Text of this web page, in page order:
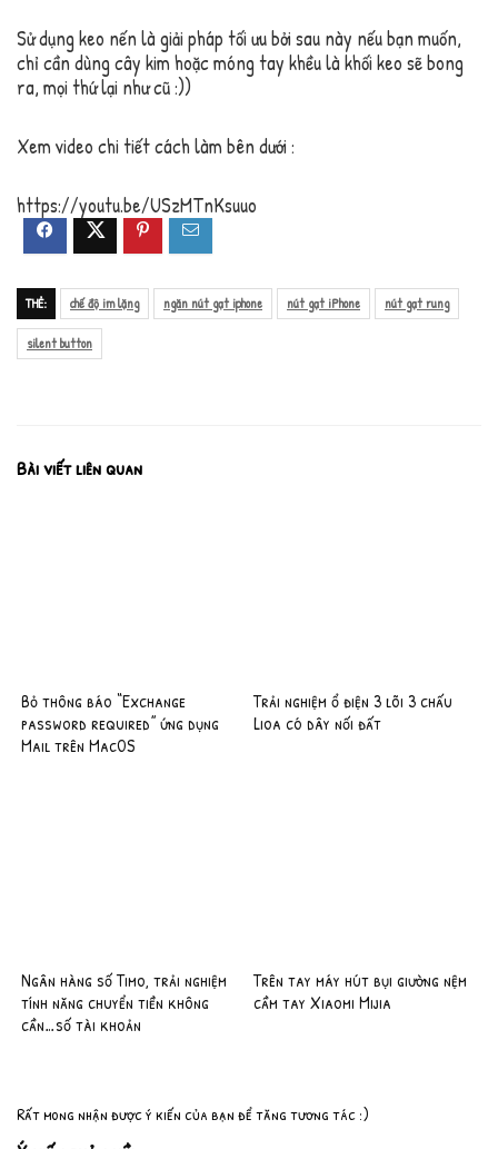
Sử dụng keo nến là giải pháp tối ưu bởi sau này nếu bạn muốn,
chỉ cần dùng cây kim hoặc móng tay khều là khối keo sẽ bong
ra, mọi thứ lại như cũ :))
Xem video chi tiết cách làm bên dưới :
https://youtu.be/USzMTnKsuuo
THẺ: chế độ im lặng ngăn nút gạt iphone nút gạt iPhone nút gạt rung
silent button
Bài viết liên quan
Bỏ thông báo “Exchange
password required” ứng dụng
Mail trên MacOS
Trải nghiệm ổ điện 3 lõi 3 chấu
Lioa có dây nối đất
Ngân hàng số Timo, trải nghiệm
tính năng chuyển tiền không
cần…số tài khoản
Trên tay máy hút bụi giường nệm
cầm tay Xiaomi Mijia
Rất mong nhận được ý kiến của bạn để tăng tương tác :)